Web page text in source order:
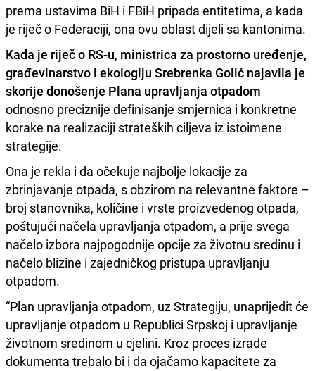
prema ustavima BiH i FBiH pripada entitetima, a kada
je riječ o Federaciji, ona ovu oblast dijeli sa kantonima.
Kada je riječ o RS-u, ministrica za prostorno uređenje,
građevinarstvo i ekologiju Srebrenka Golić najavila je
skorije donošenje Plana upravljanja otpadom
odnosno preciznije definisanje smjernica i konkretne
korake na realizaciji strateških ciljeva iz istoimene
strategije.
Ona je rekla i da očekuje najbolje lokacije za
zbrinjavanje otpada, s obzirom na relevantne faktore –
broj stanovnika, količine i vrste proizvedenog otpada,
poštujući načela upravljanja otpadom, a prije svega
načelo izbora najpogodnije opcije za životnu sredinu i
načelo blizine i zajedničkog pristupa upravljanju
otpadom.
“Plan upravljanja otpadom, uz Strategiju, unaprijedit će
upravljanje otpadom u Republici Srpskoj i upravljanje
životnom sredinom u cjelini. Kroz proces izrade
dokumenta trebalo bi i da ojačamo kapacitete za